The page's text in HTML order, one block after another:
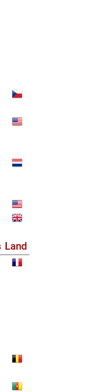
Land